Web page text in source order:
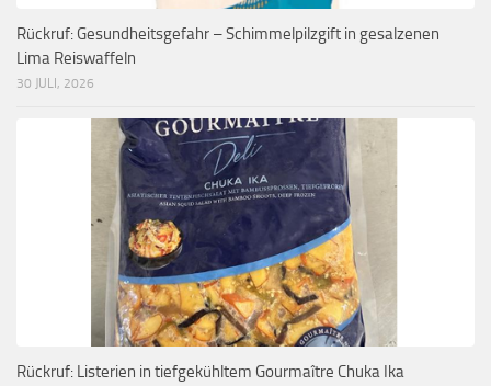
Rückruf: Gesundheitsgefahr – Schimmelpilzgift in gesalzenen
Lima Reiswaffeln
30 JULI, 2026
Rückruf: Listerien in tiefgekühltem Gourmaître Chuka Ika